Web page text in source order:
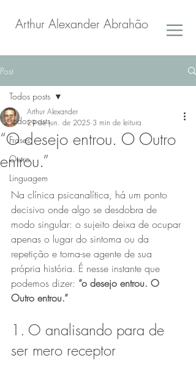
Arthur Alexander Abrahão
Post
Todos posts
Frases
Outro
Linguagem
Todos posts
“O desejo entrou. O Outro
entrou.”
Arthur Alexander
29 de jun. de 2025 3 min de leitura
Na clínica psicanalítica, há um ponto
decisivo onde algo se desdobra de
modo singular: o sujeito deixa de ocupar
apenas o lugar do sintoma ou da
repetição e torna-se agente de sua
própria história. É nesse instante que
podemos dizer: “o desejo entrou. O
Outro entrou.”
1. O analisando para de
ser mero receptor